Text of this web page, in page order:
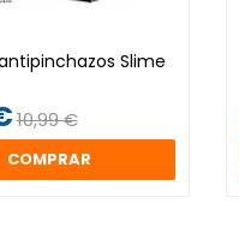
Slime
10,99 €
COMPRAR